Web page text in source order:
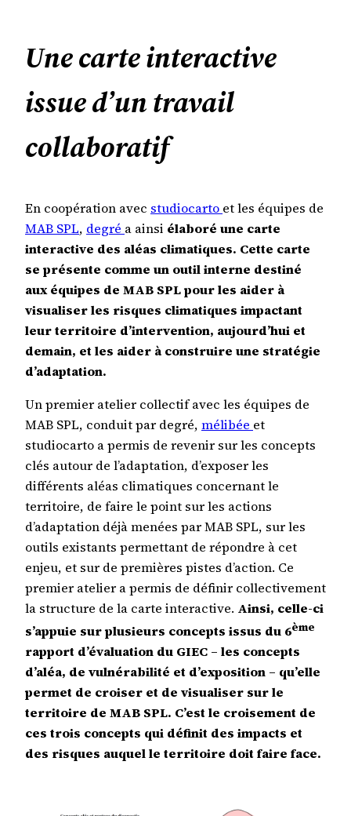
Une carte interactive
issue d’un travail
collaboratif
En coopération avec studiocarto et les équipes de
MAB SPL, degré a ainsi élaboré une carte
interactive des aléas climatiques. Cette carte
se présente comme un outil interne destiné
aux équipes de MAB SPL pour les aider à
visualiser les risques climatiques impactant
leur territoire d’intervention, aujourd’hui et
demain, et les aider à construire une stratégie
d’adaptation.
Un premier atelier collectif avec les équipes de
MAB SPL, conduit par degré, mélibée et
studiocarto a permis de revenir sur les concepts
clés autour de l’adaptation, d’exposer les
différents aléas climatiques concernant le
territoire, de faire le point sur les actions
d’adaptation déjà menées par MAB SPL, sur les
outils existants permettant de répondre à cet
enjeu, et sur de premières pistes d’action. Ce
premier atelier a permis de définir collectivement
la structure de la carte interactive. Ainsi, celle-ci
s’appuie sur plusieurs concepts issus du 6ème
rapport d’évaluation du GIEC – les concepts
d’aléa, de vulnérabilité et d’exposition – qu’elle
permet de croiser et de visualiser sur le
territoire de MAB SPL. C’est le croisement de
ces trois concepts qui définit des impacts et
des risques auquel le territoire doit faire face.